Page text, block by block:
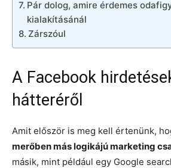
Pár dolog, amire érdemes
kialakításánál
Zárszóul
A Facebook
hátteréről
Amit először is meg kell értenünk,
merőben más logikájú marketing
másik, mint például egy Google